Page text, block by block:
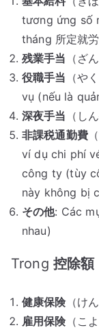
tương ứng số
tháng 所定就
残業手当 （ざ
役職手当 （や
vụ (nếu là
深夜手当 （し
非課税通勤費
ví dụ chi phí
công ty (tùy
này không bị
その他: Các
nhau)
Trong 控除額
健康保険（け
雇用保険（こ